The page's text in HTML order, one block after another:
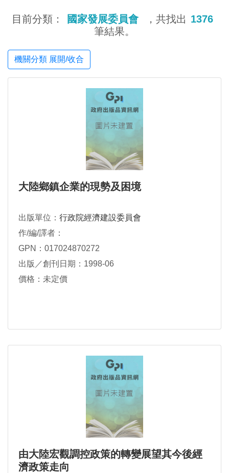
目前分類： 國家發展委員會 ，共找出 1376
筆結果。
機關分類 展開/收合
大陸鄉鎮企業的現勢及困境
出版單位： 行政院經濟建設委員會
作/編/譯者：
GPN：017024870272
出版／創刊日期：1998-06
價格：未定價
由大陸宏觀調控政策的轉變展望其今後經
濟政策走向